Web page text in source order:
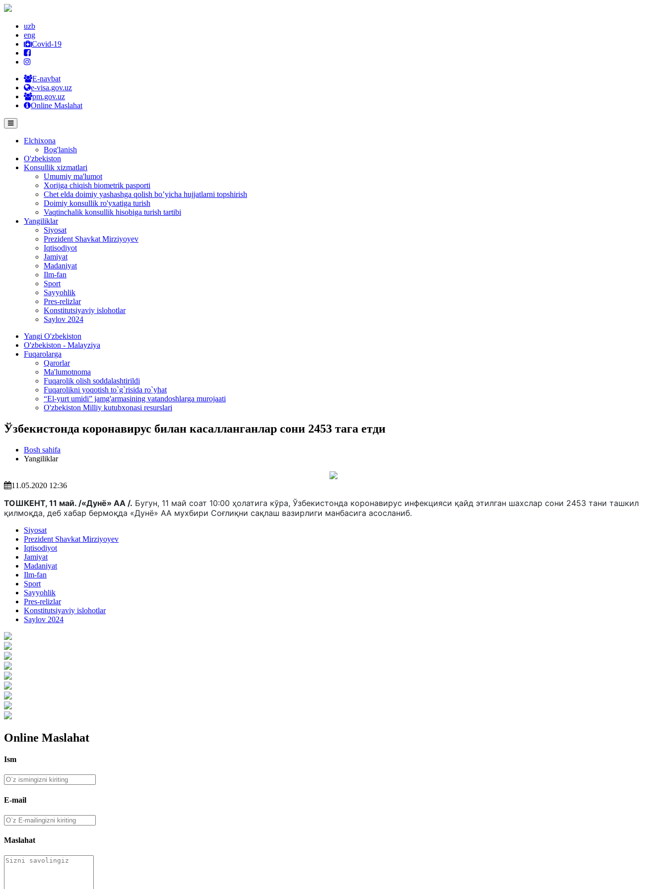
uzb
eng
Covid-19
E-navbat
e-visa.gov.uz
pm.gov.uz
Online Maslahat
Elchixona
Bog'lanish
O'zbekiston
Konsullik xizmatlari
Umumiy ma'lumot
Xorijga chiqish biometrik pasporti
Chet elda doimiy yashashga qolish bo’yicha hujjatlarni topshirish
Doimiy konsullik ro'yxatiga turish
Vaqtinchalik konsullik hisobiga turish tartibi
Yangiliklar
Siyosat
Prezident Shavkat Mirziyoyev
Iqtisodiyot
Jamiyat
Madaniyat
Ilm-fan
Sport
Sayyohlik
Pres-relizlar
Konstitutsiyaviy islohotlar
Saylov 2024
Yangi O'zbekiston
O'zbekiston - Malayziya
Fuqarolarga
Qarorlar
Ma'lumotnoma
Fuqarolik olish soddalashtirildi
Fuqarolikni yoqotish to`g`risida ro`yhat
“El-yurt umidi” jamg'armasining vatandoshlarga murojaati
O'zbekiston Milliy kutubxonasi resurslari
Ўзбекистонда коронавирус билан касалланганлар сони 2453 тага етди
Bosh sahifa
Yangiliklar
11.05.2020 12:36
ТОШКЕНТ, 11 май. /«Дунё» АА /. Бугун, 11 май соат 10:00 ҳолатига кўра, Ўзбекистонда коронавирус инфекцияси қайд этилган шахслар сони 2453 тани ташкил
қилмоқда, деб хабар бермоқда «Дунё» АА мухбири Соғлиқни сақлаш вазирлиги манбасига асосланиб.
Siyosat
Prezident Shavkat Mirziyoyev
Iqtisodiyot
Jamiyat
Madaniyat
Ilm-fan
Sport
Sayyohlik
Pres-relizlar
Konstitutsiyaviy islohotlar
Saylov 2024
Online Maslahat
Ism
E-mail
Maslahat